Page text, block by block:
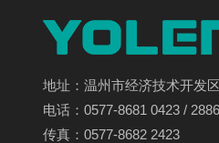
地址：温州市经济技术开发
电话：0577-8681 0423 /
传真：0577-8682 2423